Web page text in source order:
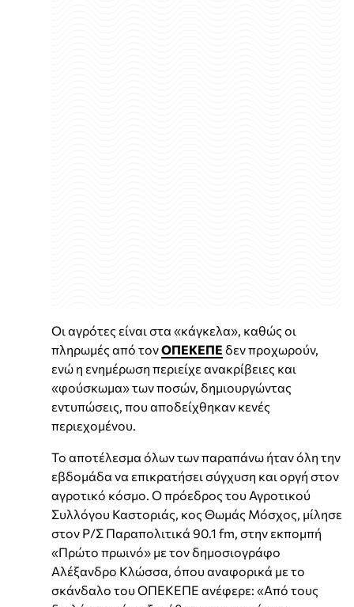
Οι αγρότες είναι στα «κάγκελα», καθώς οι
πληρωμές από τονΟΠΕΚΕΠΕ δεν προχωρούν,
ενώ η ενημέρωση περιείχε ανακρίβειες και
«φούσκωμα» των ποσών, δημιουργώντας
εντυπώσεις, που αποδείχθηκαν κενές
περιεχομένου.
Το αποτέλεσμα όλων των παραπάνω ήταν όλη την
εβδομάδα να επικρατήσει σύγχυση και οργή στον
αγροτικό κόσμο. Ο πρόεδρος του Αγροτικού
Συλλόγου Καστοριάς, κος Θωμάς Μόσχος, μίλησε
στον Ρ/Σ Παραπολιτικά 90.1 fm, στην εκπομπή
«Πρώτο πρωινό» με τον δημοσιογράφο
Αλέξανδρο Κλώσσα, όπου αναφορικά με το
σκάνδαλο του ΟΠΕΚΕΠΕ ανέφερε: «Από τους